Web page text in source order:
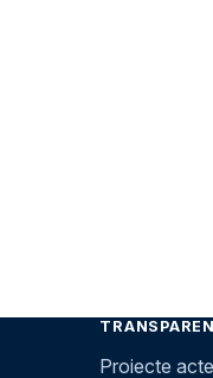
Proiecte